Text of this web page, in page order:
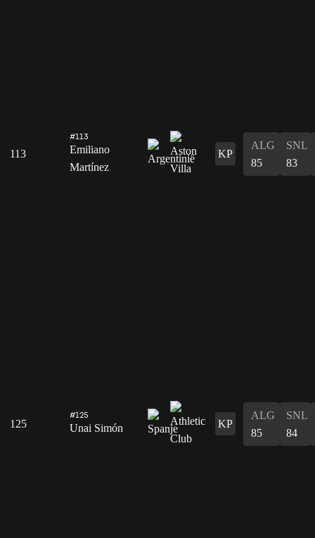
113
#113
Emiliano
Martínez
KP
ALG
85
SNL
83
125
#125
Unai Simón KP
ALG
85
SNL
84